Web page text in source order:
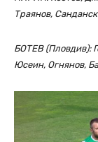
Траянов,
БОТЕВ (Пловдив):
Юсеин, Огнянов,